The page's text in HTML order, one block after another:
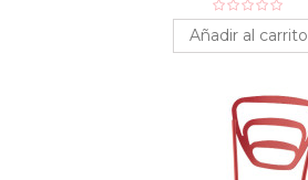
Añadir al carrito